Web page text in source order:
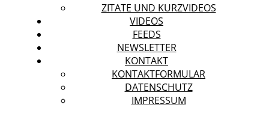
ZITATE UND KURZVIDEOS
VIDEOS
FEEDS
NEWSLETTER
KONTAKT
KONTAKTFORMULAR
DATENSCHUTZ
IMPRESSUM